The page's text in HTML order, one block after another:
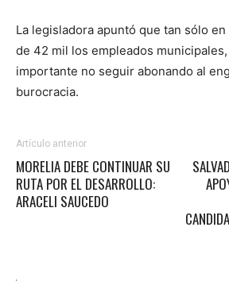
La legisladora apuntó que tan sólo
de 42 mil los empleados
importante no seguir abonando al
burocracia.
Artículo anterior
MORELIA DEBE CONTINUAR SU
RUTA POR EL DESARROLLO:
ARACELI SAUCEDO